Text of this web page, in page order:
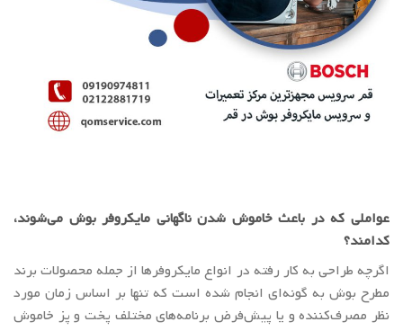
عواملی که در باعث خاموش شدن ناگهانی مایکروفر بوش می‌شوند،
کدامند؟
اگرچه طراحی به کار رفته در انواع مایکروفرها از جمله محصولات برند
مطرح بوش به گونه‌ای انجام شده است که تنها بر اساس زمان مورد
نظر مصرف‌کننده و یا پیش‌فرض‌ برنامه‌های مختلف پخت و پز خاموش